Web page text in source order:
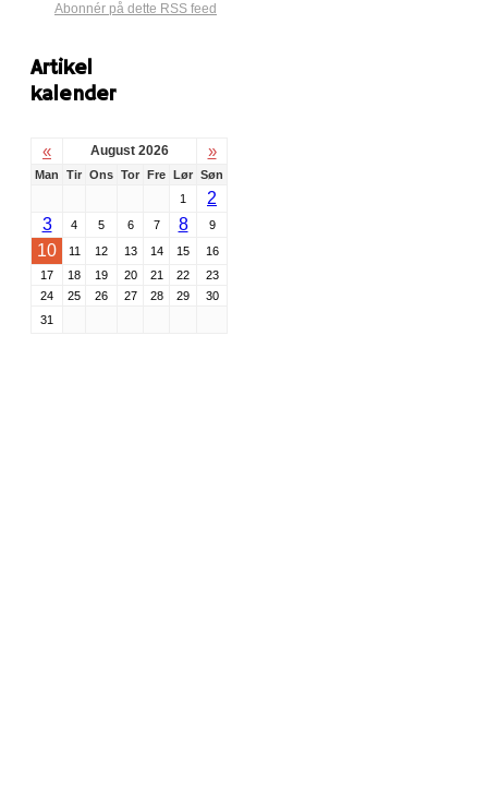
Abonnér på dette RSS feed
Artikel
kalender
« August 2026 »
Man Tir Ons Tor Fre Lør Søn
1
2
3
4 5 6 7 8 9
10 11 12 13 14 15
16
17
18 19 20 21 22
23
24
25 26 27 28 29
30
31